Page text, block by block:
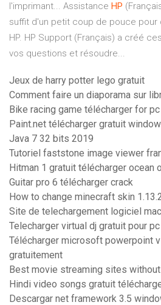
l'imprimant... Assistance HP
suffit d'un petit coup de pouce pour
HP. HP Support (Français) a créé
vos questions et résoudre...
Jeux de harry potter lego gratuit
Comment faire un diaporama sur
Bike racing game télécharger for
Paint.net télécharger gratuit
Java 7 32 bits 2019
Tutoriel faststone image viewer
Hitman 1 gratuit télécharger ocean
Guitar pro 6 télécharger crack
How to change minecraft skin
Site de telechargement logiciel mac
Telecharger virtual dj gratuit pour pc
Télécharger microsoft powerpoint
gratuitement
Best movie streaming sites
Hindi video songs gratuit
Descargar net framework 3.5